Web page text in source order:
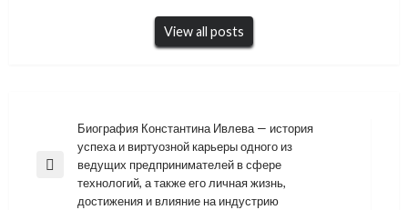
View all posts
Навигация
по
записям
Previous
Биография Константина Ивлева — история
успеха и виртуозной карьеры одного из
ведущих предпринимателей в сфере
технологий, а также его личная жизнь,
достижения и влияние на индустрию